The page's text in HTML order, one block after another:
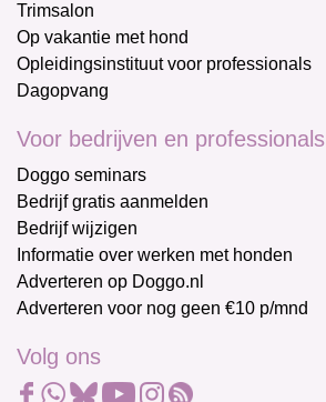
Trimsalon
Op vakantie met hond
Opleidingsinstituut voor professionals
Dagopvang
Voor bedrijven en professionals
Doggo seminars
Bedrijf gratis aanmelden
Bedrijf wijzigen
Informatie over werken met honden
Adverteren op Doggo.nl
Adverteren voor nog geen €10 p/mnd
Volg ons